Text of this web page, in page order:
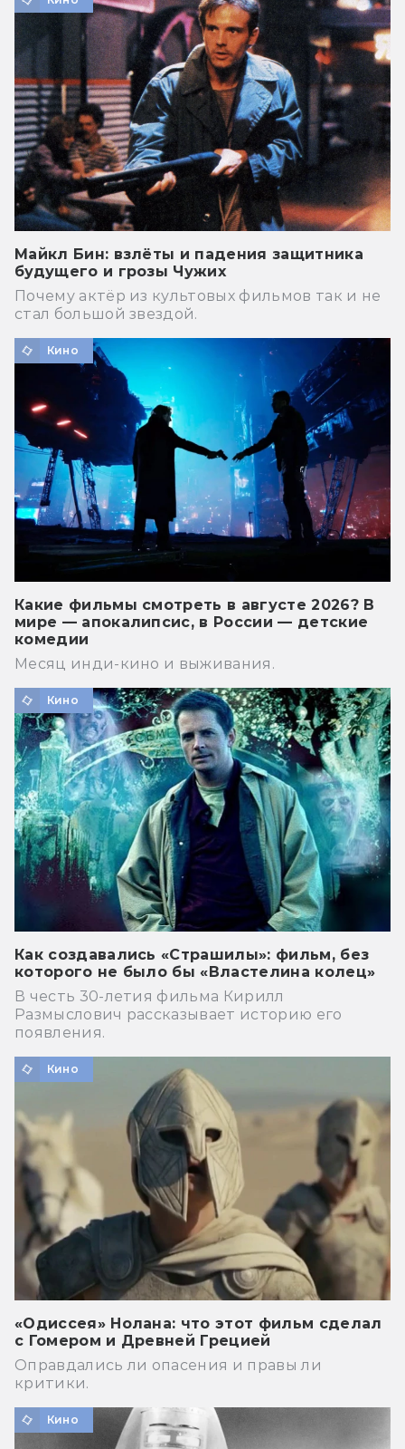
Майкл Бин: взлёты и падения защитника
будущего и грозы Чужих
Почему актёр из культовых фильмов так и не
стал большой звездой.
Кино
Какие фильмы смотреть в августе 2026? В
мире — апокалипсис, в России — детские
комедии
Месяц инди-кино и выживания.
Кино
Как создавались «Страшилы»: фильм, без
которого не было бы «Властелина колец»
В честь 30-летия фильма Кирилл
Размыслович рассказывает историю его
появления.
Кино
«Одиссея» Нолана: что этот фильм сделал
с Гомером и Древней Грецией
Оправдались ли опасения и правы ли
критики.
Кино